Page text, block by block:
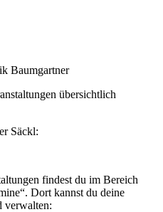
Baumgartner
übersichtlich
Säckl:
findest du im Bereich
Dort kannst du deine
verwalten: